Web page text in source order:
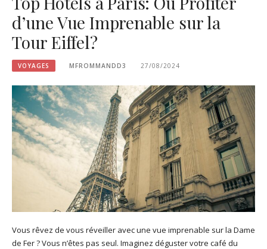
d’une Vue Imprenable sur la
Tour Eiffel?
VOYAGES MFROMMANDD3 27/08/2024
Vous rêvez de vous réveiller avec une vue imprenable sur la Dame
de Fer ? Vous n’êtes pas seul. Imaginez déguster votre café du